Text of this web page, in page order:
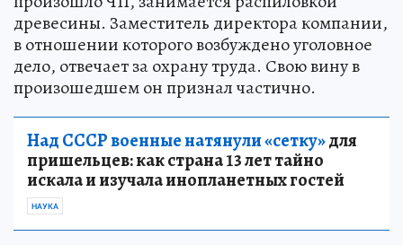
древесины. Заместитель директора компании,
в отношении которого возбуждено уголовное
дело, отвечает за охрану труда. Свою вину в
произошедшем он признал частично.
Над СССР военные натянули «сетку»для
пришельцев: как страна 13 лет тайно
искала и изучала инопланетных гостей
НАУКА